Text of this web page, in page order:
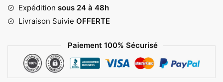
Expédition sous 24 à 48h
Livraison Suivie OFFERTE
Paiement 100% Sécurisé